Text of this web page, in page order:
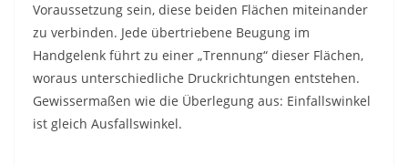
Voraussetzung sein, diese beiden Flächen miteinander
zu verbinden. Jede übertriebene Beugung im
Handgelenk führt zu einer „Trennung“ dieser Flächen,
woraus unterschiedliche Druckrichtungen entstehen.
Gewissermaßen wie die Überlegung aus: Einfallswinkel
ist gleich Ausfallswinkel.